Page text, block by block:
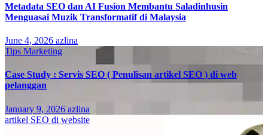
Metadata SEO dan AI Fusion Membantu Saladinhusin
Menguasai Muzik Transformatif di Malaysia
June 4, 2026 azlina
Tips Marketing
Case Study : Servis SEO ( Penulisan artikel SEO ) di web
pelanggan
January 9, 2026 azlina
artikel SEO di website